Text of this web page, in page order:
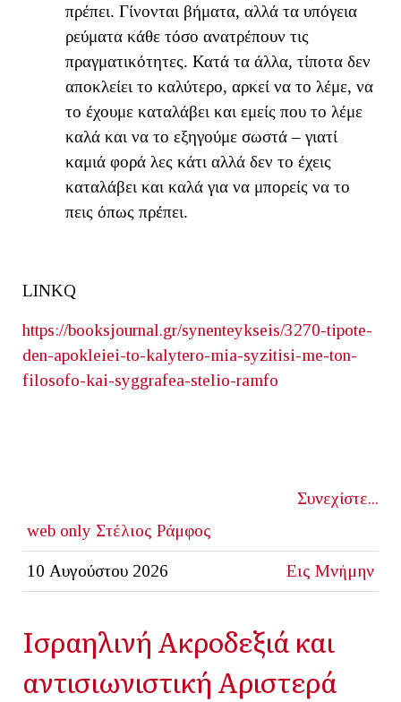
πρέπει. Γίνονται βήματα, αλλά τα υπόγεια
ρεύματα κάθε τόσο ανατρέπουν τις
πραγματικότητες. Κατά τα άλλα, τίποτα δεν
αποκλείει το καλύτερο, αρκεί να το λέμε, να
το έχουμε καταλάβει και εμείς που το λέμε
καλά και να το εξηγούμε σωστά – γιατί
καμιά φορά λες κάτι αλλά δεν το έχεις
καταλάβει και καλά για να μπορείς να το
πεις όπως πρέπει.
LINKQ
https://booksjournal.gr/synenteykseis/3270-tipote-
den-apokleiei-to-kalytero-mia-syzitisi-me-ton-
filosofo-kai-syggrafea-stelio-ramfo
Συνεχίστε...
web only Στέλιος Ράμφος
10 Αυγούστου 2026 Εις Μνήμην
Ισραηλινή Ακροδεξιά και
αντισιωνιστική Αριστερά